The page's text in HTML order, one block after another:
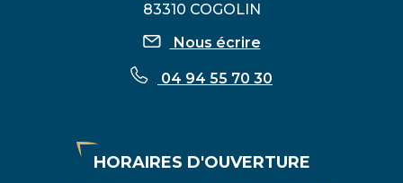
83310 COGOLIN
Nous écrire
04 94 55 70 30
HORAIRES D'OUVERTURE